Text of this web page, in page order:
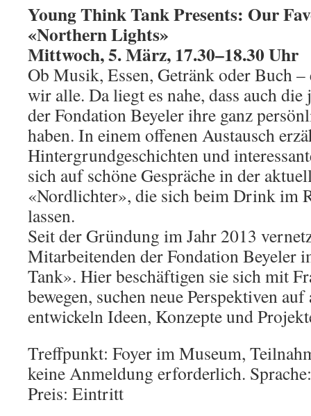
Young Think Tank Presents: Our
«Northern Lights»
Mittwoch, 5. März, 17.30–18.30 Uhr
Ob Musik, Essen, Getränk oder Buch –
wir alle. Da liegt es nahe, dass auch
der Fondation Beyeler ihre ganz
haben. In einem offenen Austausch
Hintergrundgeschichten und
sich auf schöne Gespräche in der
«Nordlichter», die sich beim Drink im
lassen.
Seit der Gründung im Jahr 2013
Mitarbeitenden der Fondation Beyeler
Tank». Hier beschäftigen sie sich mit
bewegen, suchen neue Perspektiven
entwickeln Ideen, Konzepte und
Treffpunkt: Foyer im Museum,
keine Anmeldung erforderlich.
Preis: Eintritt